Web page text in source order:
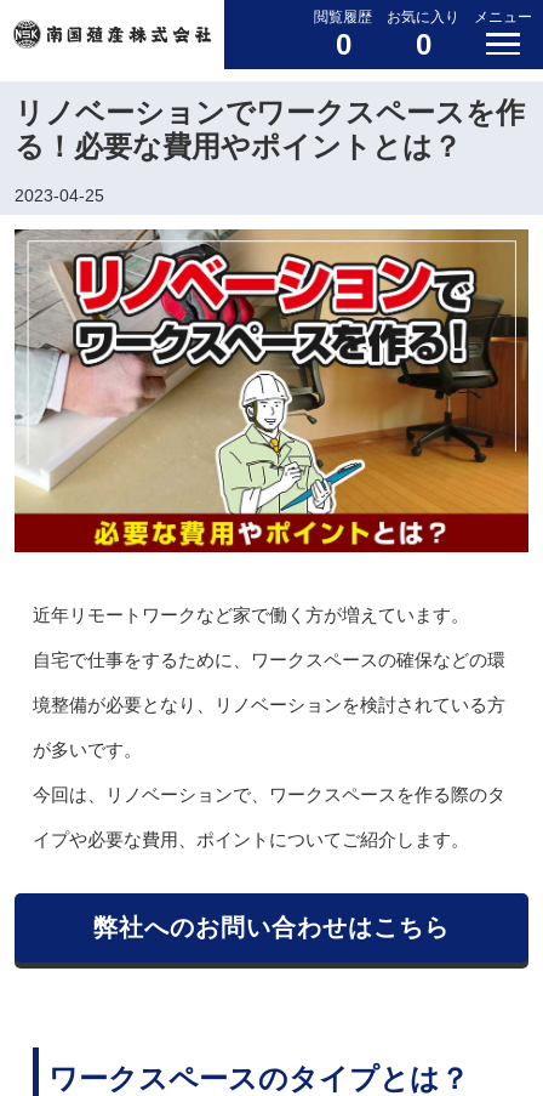
閲覧履歴
0
お気に入り
0
メニュー
リノベーションでワークスペースを作
る！必要な費用やポイントとは？
2023-04-25
近年リモートワークなど家で働く方が増えています。
自宅で仕事をするために、ワークスペースの確保などの環
境整備が必要となり、リノベーションを検討されている方
が多いです。
今回は、リノベーションで、ワークスペースを作る際のタ
イプや必要な費用、ポイントについてご紹介します。
弊社へのお問い合わせはこちら
ワークスペースのタイプとは？